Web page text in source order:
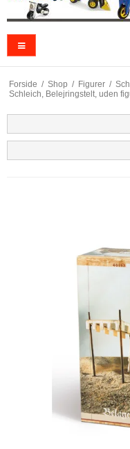
Forside / Shop / Figurer /
Schleich, Belejringstelt, uden